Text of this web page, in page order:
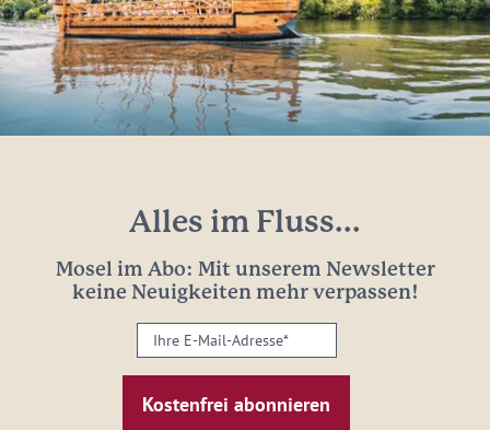
Alles im Fluss...
Mosel im Abo: Mit unserem Newsletter
keine Neuigkeiten mehr verpassen!
Ihre
E-
Mail-
Adresse: